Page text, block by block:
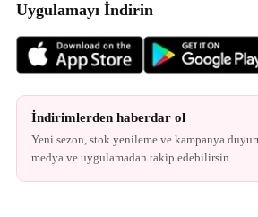
Uygulamayı İndirin
İndirimlerden haberdar ol
Yeni sezon, stok yenileme ve kampanya
medya ve uygulamadan takip edebilirsin.